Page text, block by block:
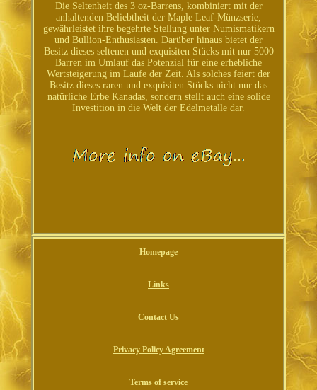
Die Seltenheit des 3 oz-Barrens, kombiniert mit der
anhaltenden Beliebtheit der Maple Leaf-Münzserie,
gewährleistet ihre begehrte Stellung unter Numismatikern
und Bullion-Enthusiasten. Darüber hinaus bietet der
Besitz dieses seltenen und exquisiten Stücks mit nur 5000
Barren im Umlauf das Potenzial für eine erhebliche
Wertsteigerung im Laufe der Zeit. Als solches feiert der
Besitz dieses raren und exquisiten Stücks nicht nur das
natürliche Erbe Kanadas, sondern stellt auch eine solide
Investition in die Welt der Edelmetalle dar.
Homepage
Links
Contact Us
Privacy Policy Agreement
Terms of service